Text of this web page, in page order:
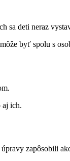
deti neraz
byť spolu s
aj ich.
zapôsobili